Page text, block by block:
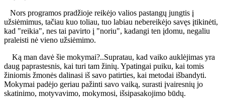
Nors programos pradžioje reikėjo valios pastangų jungtis į
užsiėmimus, tačiau kuo toliau, tuo labiau nebereikėjo savęs įtikinėti,
kad "reikia", nes tai pavirto į "noriu", kadangi ten įdomu, negaliu
praleisti nė vieno užsiėmimo.
Ką man davė šie mokymai?..Supratau, kad vaiko auklėjimas yra
daug paprastesnis, kai turi tam žinių. Ypatingai puiku, kai tomis
žiniomis žmonės dalinasi iš savo patirties, kai metodai išbandyti.
Mokymai padėjo geriau pažinti savo vaiką, surasti įvairesnių jo
skatinimo, motyvavimo, mokymosi, išsipasakojimo būdų.